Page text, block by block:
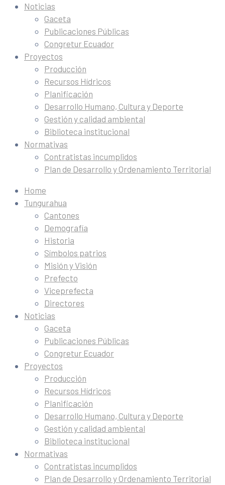
Noticias
Gaceta
Publicaciones Públicas
Congretur Ecuador
Proyectos
Producción
Recursos Hídricos
Planificación
Desarrollo Humano, Cultura y Deporte
Gestión y calidad ambiental
Biblioteca institucional
Normativas
Contratistas incumplidos
Plan de Desarrollo y Ordenamiento Territorial
Home
Tungurahua
Cantones
Demografía
Historia
Símbolos patrios
Misión y Visión
Prefecto
Viceprefecta
Directores
Noticias
Gaceta
Publicaciones Públicas
Congretur Ecuador
Proyectos
Producción
Recursos Hídricos
Planificación
Desarrollo Humano, Cultura y Deporte
Gestión y calidad ambiental
Biblioteca institucional
Normativas
Contratistas incumplidos
Plan de Desarrollo y Ordenamiento Territorial